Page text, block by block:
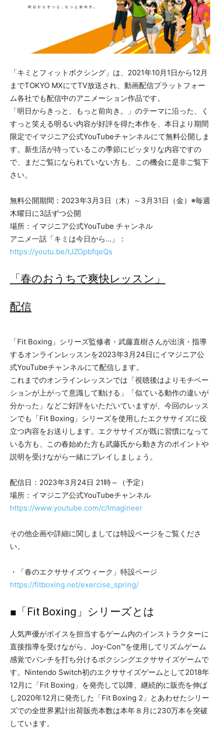
「キミとフィットボクシング」は、2021年10月1日から12月
までTOKYO MXにてTV放送され、動画配信プラットフォー
ム各社でも配信中のアニメーション作品です。
「明日からきっと、もっと前向き。」のテーマに沿った、く
すっと笑える明るい内容が好評を得た本作を、本日より期間
限定でイマジニア公式YouTubeチャンネルにて無料公開しま
す。新生活が待っているこの季節にピッタリな内容ですの
で、まだご覧になられていない方も、この機会に是非ご覧下
さい。
無料公開期間：2023年3月3日（木）～3月31日（金）※毎週
木曜日に3話ずつ公開
場所：イマジニア公式YouTube チャンネル
アニメ一話「キミは今日から…」：
https://youtu.be/tJZOpbfqeQs
「春のおうちで爽快レッスン」
配信
「Fit Boxing」シリーズ監修者・武藤直樹さんが出演・指導
するオンラインレッスンを2023年3月24日にイマジニア公
式YouTubeチャンネルにて配信します。
これまでのオンラインレッスンでは「視聴後はよりモチベー
ションが上がって意識して動ける」「似ている動作の違いが
分かった」などご好評をいただいていますが、今回のレッス
ンでも「Fit Boxing」シリーズを使用したエクササイズに役
立つ内容をお送りします。エクササイズが既に習慣になって
いる方も、この春始めた方も武藤氏から動き方のポイントや
説明を受けながら一緒にプレイしましょう。
配信日：2023年3月24日 21時～（予定）
場所：イマジニア公式YouTubeチャンネル
https://www.youtube.com/c/Imagineer
その他企画や詳細に関しましては特設ページをご覧くださ
い。
・「春のエクササイズウィーク」特設ページ
https://fitboxing.net/exercise_spring/
■「Fit Boxing」シリーズとは
人気声優がボイスを担当するゲーム内のインストラクターに
直接指導を受けながら、Joy-Con™を使用してリズムゲーム
感覚でパンチを打ち分けるボクシングエクササイズゲームで
す。Nintendo Switch初のエクササイズゲームとして2018年
12月に「Fit Boxing」を発売して以降、継続的に販売を伸ば
し2020年12月に発売した「Fit Boxing 2」とあわせたシリー
ズでの全世界累計出荷販売本数は本年８月に230万本を突破
しています。